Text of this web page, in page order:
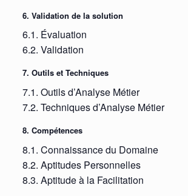
6. Validation de la solution
6.1. Évaluation
6.2. Validation
7. Outils et Techniques
7.1. Outils d’Analyse Métier
7.2. Techniques d’Analyse Métier
8. Compétences
8.1. Connaissance du Domaine
8.2. Aptitudes Personnelles
8.3. Aptitude à la Facilitation